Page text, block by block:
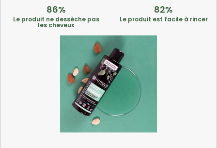
86%
Le produit ne dessèche pas
les cheveux
82%
Le produit est facile à rincer